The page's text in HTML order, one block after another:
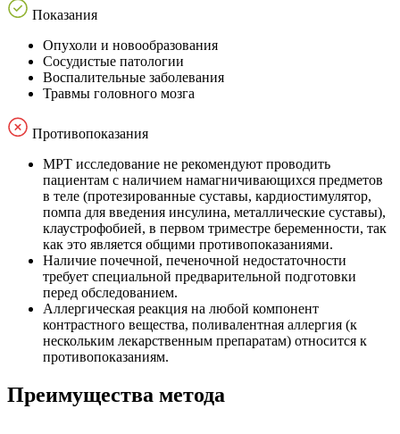
Показания
Опухоли и новообразования
Сосудистые патологии
Воспалительные заболевания
Травмы головного мозга
Противопоказания
МРТ исследование не рекомендуют проводить
пациентам с наличием намагничивающихся предметов
в теле (протезированные суставы, кардиостимулятор,
помпа для введения инсулина, металлические суставы),
клаустрофобией, в первом триместре беременности, так
как это является общими противопоказаниями.
Наличие почечной, печеночной недостаточности
требует специальной предварительной подготовки
перед обследованием.
Аллергическая реакция на любой компонент
контрастного вещества, поливалентная аллергия (к
нескольким лекарственным препаратам) относится к
противопоказаниям.
Преимущества метода